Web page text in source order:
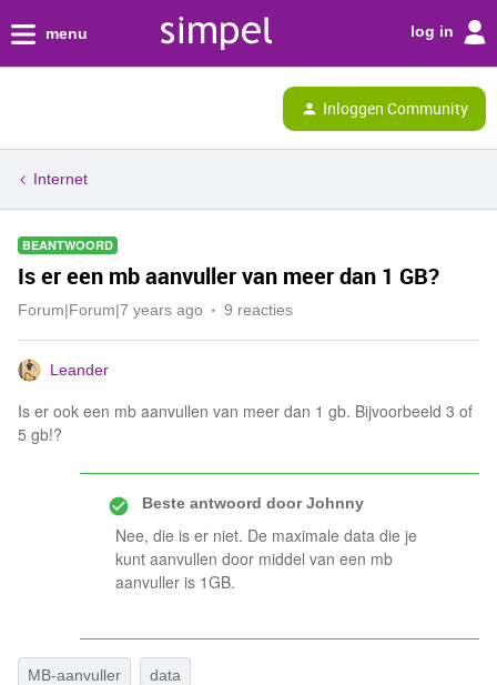
menu log in
Inloggen Community
Internet
BEANTWOORD
Is er een mb aanvuller van meer dan 1 GB?
Forum|Forum|7 years ago 9 reacties
Leander
Is er ook een mb aanvullen van meer dan 1 gb. Bijvoorbeeld 3 of
5 gb!?
Beste antwoord doorJohnny
Nee, die is er niet. De maximale data die je
kunt aanvullen door middel van een mb
aanvuller is 1GB.
MB-aanvuller data